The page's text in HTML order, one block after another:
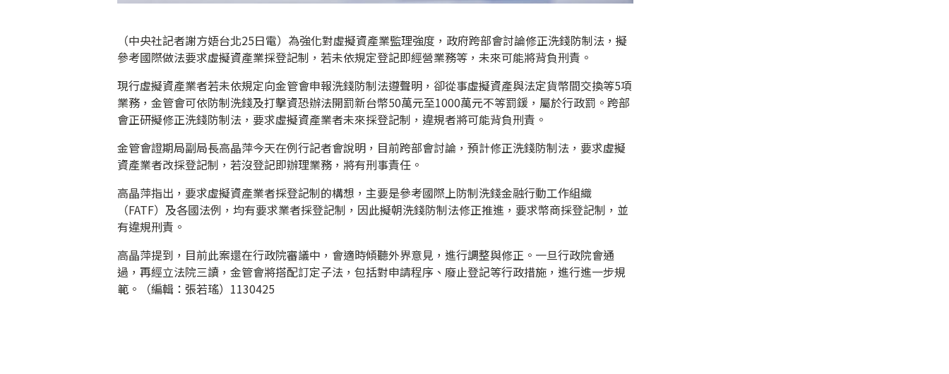
（中央社記者謝方娪台北25日電）為強化對虛擬資產業監理強度，政府跨部會討論修正洗錢防制法，擬
參考國際做法要求虛擬資產業採登記制，若未依規定登記即經營業務等，未來可能將背負刑責。
現行虛擬資產業者若未依規定向金管會申報洗錢防制法遵聲明，卻從事虛擬資產與法定貨幣間交換等5項
業務，金管會可依防制洗錢及打擊資恐辦法開罰新台幣50萬元至1000萬元不等罰鍰，屬於行政罰。跨部
會正研擬修正洗錢防制法，要求虛擬資產業者未來採登記制，違規者將可能背負刑責。
金管會證期局副局長高晶萍今天在例行記者會說明，目前跨部會討論，預計修正洗錢防制法，要求虛擬
資產業者改採登記制，若沒登記即辦理業務，將有刑事責任。
高晶萍指出，要求虛擬資產業者採登記制的構想，主要是參考國際上防制洗錢金融行動工作組織
（FATF）及各國法例，均有要求業者採登記制，因此擬朝洗錢防制法修正推進，要求幣商採登記制，並
有違規刑責。
高晶萍提到，目前此案還在行政院審議中，會適時傾聽外界意見，進行調整與修正。一旦行政院會通
過，再經立法院三讀，金管會將搭配訂定子法，包括對申請程序、廢止登記等行政措施，進行進一步規
範。（編輯：張若瑤）1130425